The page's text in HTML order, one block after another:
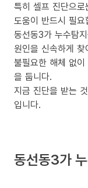
특히 셀프 진단으
도움이 반드시 필요
동선동3가 누수탐
원인을 신속하게 찾
불필요한 해체 없
을 둡니다.
지금 진단을 받는
입니다.
동선동3가